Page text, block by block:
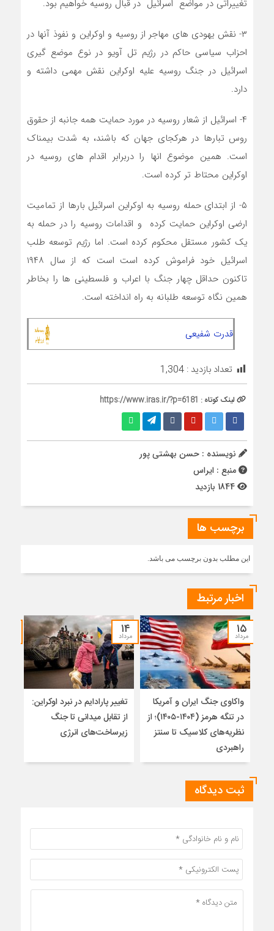
تغییراتی در مواضع اسرائیل در قبال روسیه خواهیم بود.
۳- نقش یهودی های مهاجر از روسیه و اوکراین و نفوذ آنها در
احزاب سیاسی حاکم در رژیم تل آویو در نوع موضع گیری
اسرائیل در جنگ روسیه علیه اوکراین نقش مهمی داشته و
دارد.
۴- اسرائیل از شعار روسیه در مورد حمایت همه جانبه از حقوق
روس تبارها در هرکجای جهان که باشند، به شدت بیمناک
است. همین موضوع انها را دربرابر اقدام های روسیه در
اوکراین محتاط تر کرده است.
۵- از ابتدای حمله روسیه به اوکراین اسرائیل بارها از تمامیت
ارضی اوکراین حمایت کرده و اقدامات روسیه را در حمله به
یک کشور مستقل محکوم کرده است. اما رژیم توسعه طلب
اسرائیل خود فراموش کرده است است که از سال ۱۹۴۸
تاکنون حداقل چهار جنگ با اعراب و فلسطینی ها را بخاطر
همین نگاه توسعه طلبانه به راه انداخته است.
قدرت شفیعی
تعداد بازدید : 1,304
لینک کوتاه : https://www.iras.ir/?p=6181
نویسنده : حسن بهشتی پور
منبع : ایراس
برچسب ها
این مطلب بدون برچسب می باشد.
اخبار مرتبط
۱۵
مرداد
واکاوی جنگ ایران و آمریکا
در تنگه هرمز (۱۴۰۴-۱۴۰۵)؛ از
نظریه‌های کلاسیک تا سنتز
راهبردی
۱۴
مرداد
تغییر پارادایم در نبرد اوکراین:
از تقابل میدانی تا جنگ
زیرساخت‌های انرژی
ثبت دیدگاه